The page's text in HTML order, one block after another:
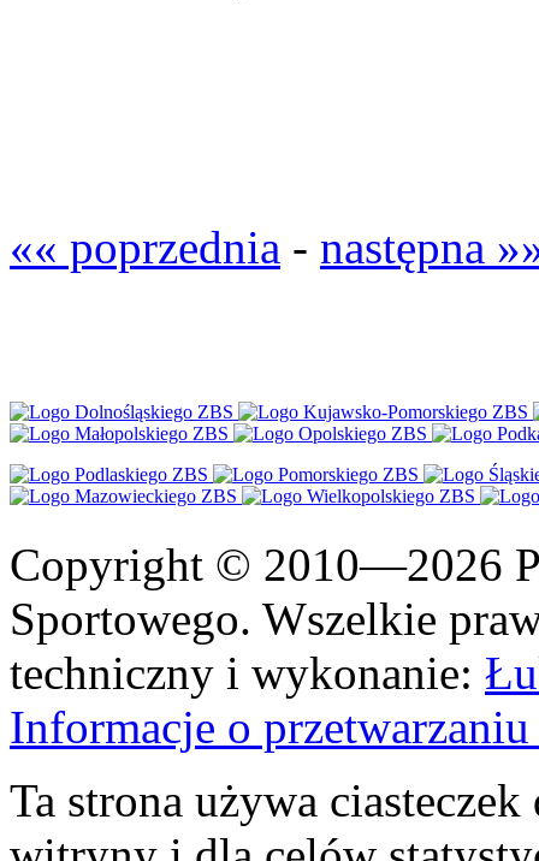
«« poprzednia - następna
Copyright © 2010—2026
Sportowego. Wszelkie
techniczny i wykonanie:
Informacje o
Ta strona używa